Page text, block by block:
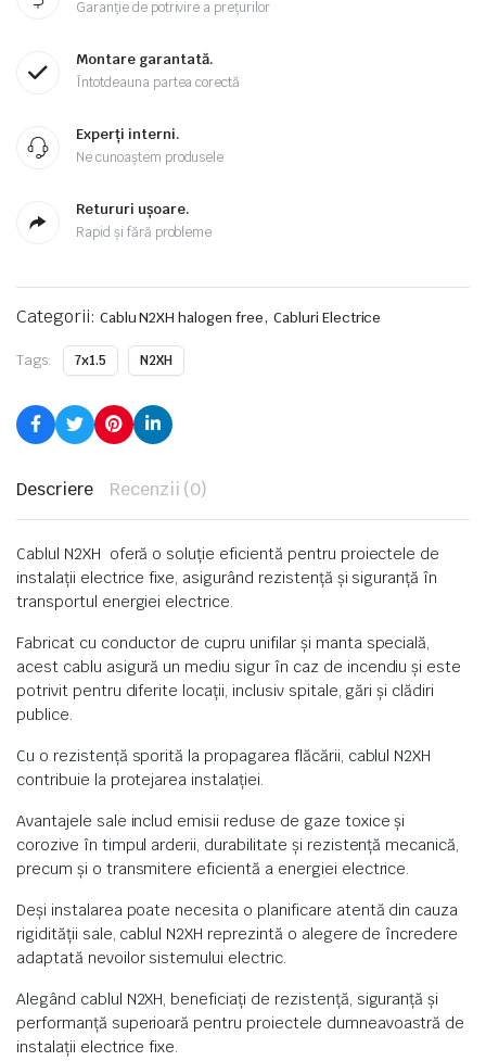
Garanție de potrivire a prețurilor
Montare garantată.
Întotdeauna partea corectă
Experți interni.
Ne cunoaștem produsele
Retururi ușoare.
Rapid și fără probleme
Categorii: Cablu N2XH halogen free, Cabluri Electrice
Tags: 7x1.5 N2XH
Descriere Recenzii (0)
Cablul N2XH oferă o soluție eficientă pentru proiectele de
instalații electrice fixe, asigurând rezistență și siguranță în
transportul energiei electrice.
Fabricat cu conductor de cupru unifilar și manta specială,
acest cablu asigură un mediu sigur în caz de incendiu și este
potrivit pentru diferite locații, inclusiv spitale, gări și clădiri
publice.
Cu o rezistență sporită la propagarea flăcării, cablul N2XH
contribuie la protejarea instalației.
Avantajele sale includ emisii reduse de gaze toxice și
corozive în timpul arderii, durabilitate și rezistență mecanică,
precum și o transmitere eficientă a energiei electrice.
Deși instalarea poate necesita o planificare atentă din cauza
rigidității sale, cablul N2XH reprezintă o alegere de încredere
adaptată nevoilor sistemului electric.
Alegând cablul N2XH, beneficiați de rezistență, siguranță și
performanță superioară pentru proiectele dumneavoastră de
instalații electrice fixe.